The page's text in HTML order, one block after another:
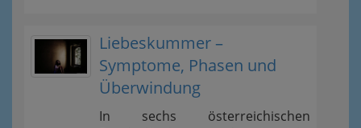
Liebeskummer –
Symptome, Phasen und
Überwindung
In sechs österreichischen